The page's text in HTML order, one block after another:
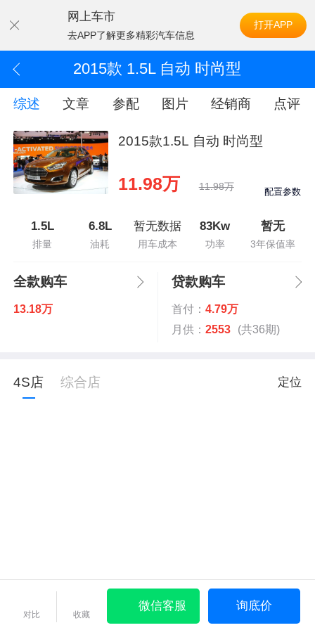
网上车市
去APP了解更多精彩汽车信息
打开APP
2015款 1.5L 自动 时尚型
综述 文章 参配 图片 经销商 点评
2015款1.5L 自动 时尚型
11.98万 11.98万 配置参数
1.5L
排量
6.8L
油耗
暂无数据
用车成本
83Kw
功率
暂无
3年保值率
全款购车
13.18万
贷款购车
首付： 4.79万
月供： 2553 (共36期)
4S店 综合店 定位
对比 收藏
微信客服 询底价